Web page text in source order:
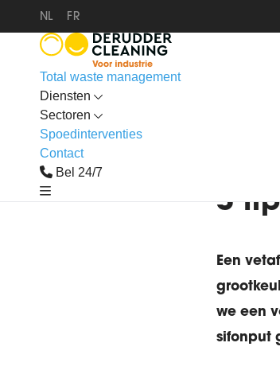
NL FR
Total waste management
Diensten
Sectoren
Spoedinterventies
Contact
Bel 24/7
5
Een
we een
sifonput